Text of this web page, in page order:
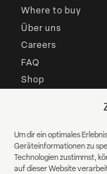
Um dir ein optimales
Geräteinformationen zu
Technologien zustimmst,
auf dieser Website
Where to buy
Über uns
Careers
FAQ
Shop
Newsletter